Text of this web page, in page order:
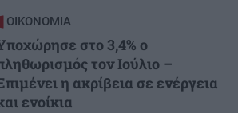
ΟΙΚΟΝΟΜΙΑ
στο 3,4% ο
τον Ιούλιο –
η ακρίβεια σε ενέργεια
ενοίκια